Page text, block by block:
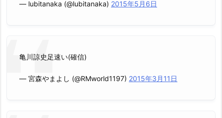
— lubitanaka (@lubitanaka) 2015年5月6日
亀川諒史足速い(確信)
— 宮森やまよし (@RMworld1197) 2015年3月11日